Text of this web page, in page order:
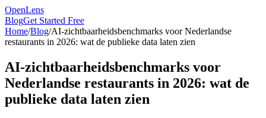
OpenLens
BlogGet Started Free
Home/Blog/AI-zichtbaarheidsbenchmarks voor Nederlandse
restaurants in 2026: wat de publieke data laten zien
AI-zichtbaarheidsbenchmarks voor
Nederlandse restaurants in 2026: wat de
publieke data laten zien